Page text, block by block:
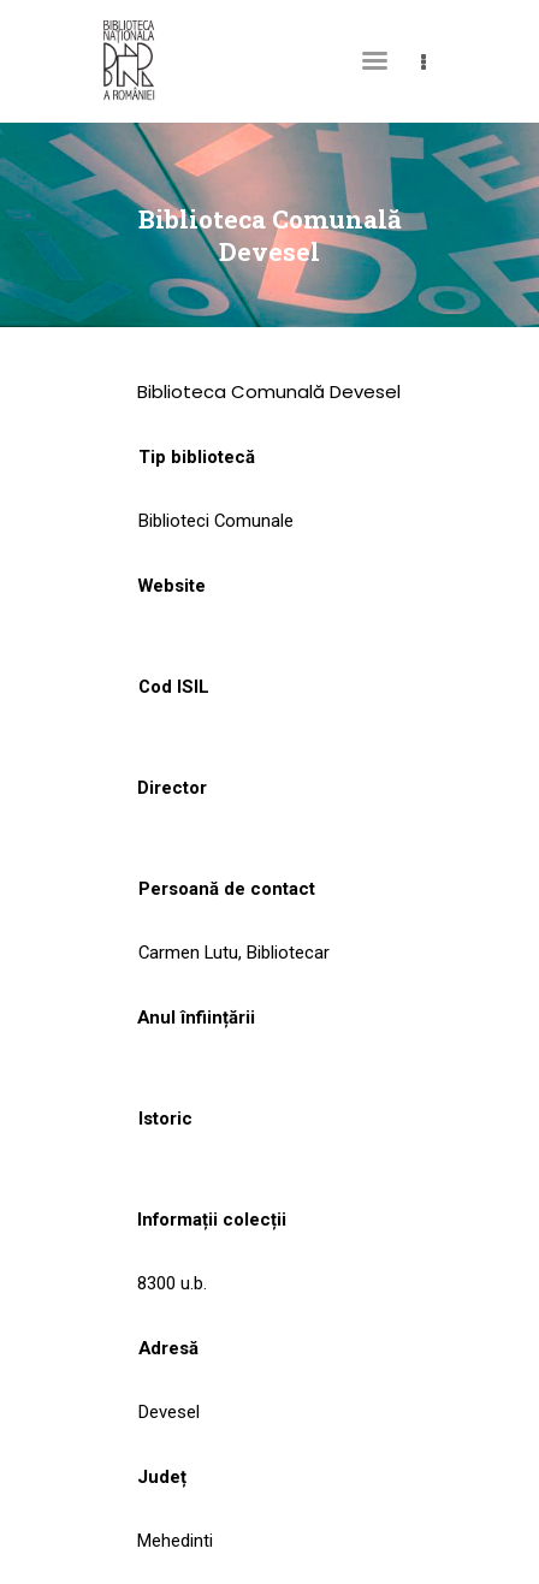
Biblioteca Comunală
Devesel
DESPRE NOI
PERMISUL MEU DE
BIBLIOTECĂ
CATALOAGE ȘI
COLECȚII
CULTURALE
NOUTĂȚI
Biblioteca Comunală Devesel
Tip bibliotecă
Biblioteci Comunale
Website
Cod ISIL
Director
Persoană de contact
Carmen Lutu, Bibliotecar
Anul înființării
Istoric
Informații colecții
8300 u.b.
Adresă
Devesel
Județ
Mehedinti